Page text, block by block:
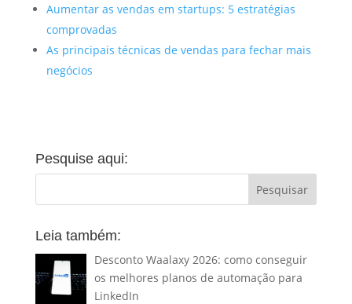
Aumentar as vendas em startups: 5 estratégias
comprovadas
As principais técnicas de vendas para fechar mais
negócios
Pesquise aqui:
Leia também:
Desconto Waalaxy 2026: como conseguir
os melhores planos de automação para
LinkedIn